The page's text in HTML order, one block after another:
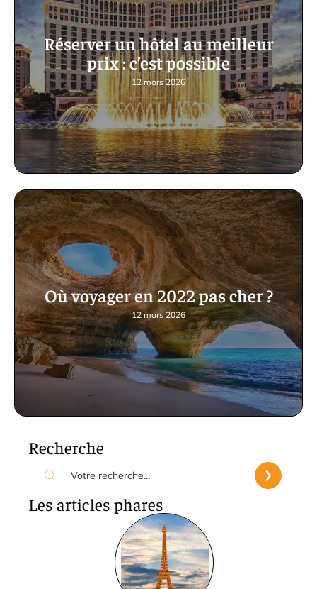
Réserver un hôtel au meilleur
prix : c’est possible
12 mars 2026
Où voyager en 2022 pas cher ?
12 mars 2026
Recherche
Les articles phares